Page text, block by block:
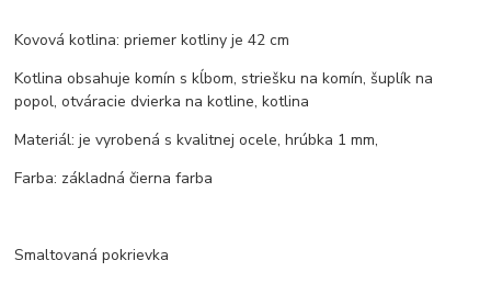
Kovová kotlina: priemer kotliny je 42 cm
Kotlina obsahuje komín s kĺbom, striešku na komín, šuplík na
popol, otváracie dvierka na kotline, kotlina
Materiál: je vyrobená s kvalitnej ocele, hrúbka 1 mm,
Farba: základná čierna farba
Smaltovaná pokrievka